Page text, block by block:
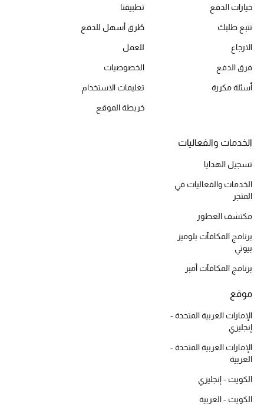
الجديد في عالم الجمال
الأكثر مبيعاً
المكياج
العناية بالبشرة
مستحضرات العناية
مستحضرات الاستحمام والعناية بالجسم
العناية بالشعر
الصحة والعافية
هدايا
مجموعة الجمال
الجمال في بلوميز
خيارات الدفع
تتبع طلبك
الارجاع
فرق الدفع
أسئلة مكررة
تطبيقنا
طُرق أسهل للدفع
للعمل
الخصوصيات
تعليمات الاستخدام
خريطة الموقع
الخدمات والفعاليات
تسجيل الهدايا
الخدمات والفعاليات في
المتجر
مكتشف العطور
برنامج المكافآت بلوميز
بيوتي
برنامج المكافآت أمبر
موقع
الإمارات العربية المتحدة -
إنجليزي
الإمارات العربية المتحدة -
العربية
الكويت - إنجليزي
الكويت - العربية